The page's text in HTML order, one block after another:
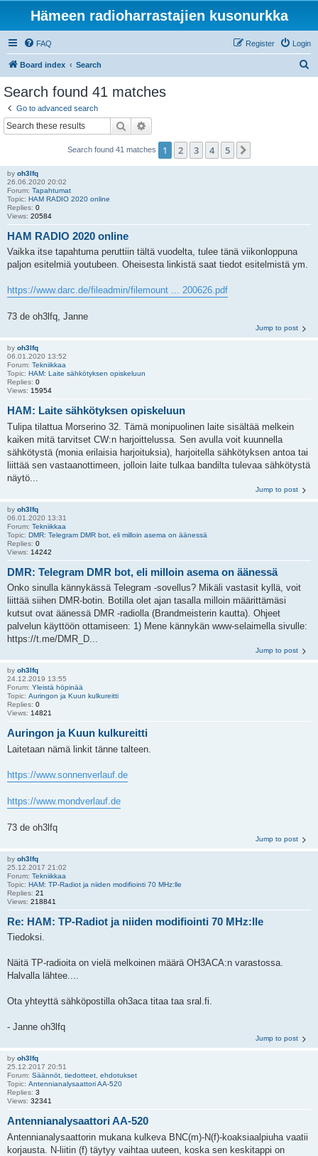
Hämeen radioharrastajien kusonurkka
FAQ Login
Register
Board index Search
Search found 41 matches
Go to advanced search
Search
Search found 41 matches 1 2 3 4 5
by oh3lfq
26.06.2020 20:02
Forum: Tapahtumat
Topic: HAM RADIO 2020 online
Replies: 0
Views: 20584
HAM RADIO 2020 online
Vaikka itse tapahtuma peruttiin tältä vuodelta, tulee tänä viikonloppuna
paljon esitelmiä youtubeen. Oheisesta linkistä saat tiedot esitelmistä ym.
https://www.darc.de/fileadmin/filemount ... 200626.pdf
73 de oh3lfq, Janne
Jump to post
by oh3lfq
06.01.2020 13:52
Forum: Tekniikkaa
Topic: HAM: Laite sähkötyksen opiskeluun
Replies: 0
Views: 15954
HAM: Laite sähkötyksen opiskeluun
Tulipa tilattua Morserino 32. Tämä monipuolinen laite sisältää melkein
kaiken mitä tarvitset CW:n harjoittelussa. Sen avulla voit kuunnella
sähkötystä (monia erilaisia harjoituksia), harjoitella sähkötyksen antoa tai
liittää sen vastaanottimeen, jolloin laite tulkaa bandilta tulevaa sähkötystä
näytö...
Jump to post
by oh3lfq
06.01.2020 13:31
Forum: Tekniikkaa
Topic: DMR: Telegram DMR bot, eli milloin asema on äänessä
Replies: 0
Views: 14242
DMR: Telegram DMR bot, eli milloin asema on äänessä
Onko sinulla kännykässä Telegram -sovellus? Mikäli vastasit kyllä, voit
liittää siihen DMR-botin. Botilla olet ajan tasalla milloin määrittämäsi
kutsut ovat äänessä DMR -radiolla (Brandmeisterin kautta). Ohjeet
palvelun käyttöön ottamiseen: 1) Mene kännykän www-selaimella sivulle:
https://t.me/DMR_D...
Jump to post
by oh3lfq
24.12.2019 13:55
Forum: Yleistä höpinää
Topic: Auringon ja Kuun kulkureitti
Replies: 0
Views: 14821
Auringon ja Kuun kulkureitti
Laitetaan nämä linkit tänne talteen.
https://www.sonnenverlauf.de
https://www.mondverlauf.de
73 de oh3lfq
Jump to post
by oh3lfq
25.12.2017 21:02
Forum: Tekniikkaa
Topic: HAM: TP-Radiot ja niiden modifiointi 70 MHz:lle
Replies: 21
Views: 218841
Re: HAM: TP-Radiot ja niiden modifiointi 70 MHz:lle
Tiedoksi.
Näitä TP-radioita on vielä melkoinen määrä OH3ACA:n varastossa.
Halvalla lähtee....
Ota yhteyttä sähköpostilla oh3aca titaa taa sral.fi.
- Janne oh3lfq
Jump to post
by oh3lfq
25.12.2017 20:51
Forum: Säännöt, tiedotteet, ehdotukset
Topic: Antennianalysaattori AA-520
Replies: 3
Views: 32341
Antennianalysaattori AA-520
Antennianalysaattorin mukana kulkeva BNC(m)-N(f)-koaksiaalpiuha vaatii
korjausta. N-liitin (f) täytyy vaihtaa uuteen, koska sen keskitappi on